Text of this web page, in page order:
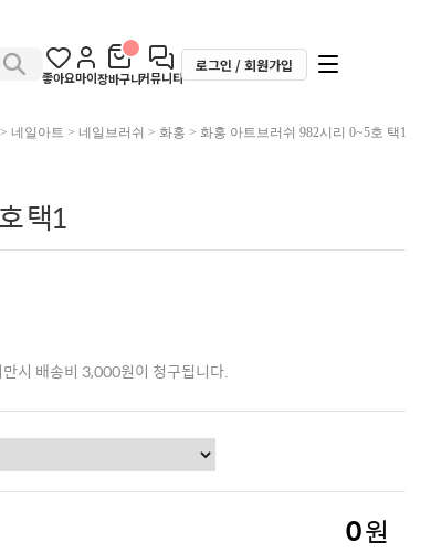
좋아요마이장바구니커뮤니티
로그인 / 회원가입
네일아트 > 네일브러쉬 > 화홍 > 화홍 아트브러쉬 982시리 0~5호 택1
택1
시 배송비 3,000원이 청구됩니다.
0원